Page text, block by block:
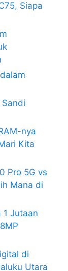
Siapa
nya
Kita
Pro 5G vs
Mana di
1 Jutaan
di
Utara